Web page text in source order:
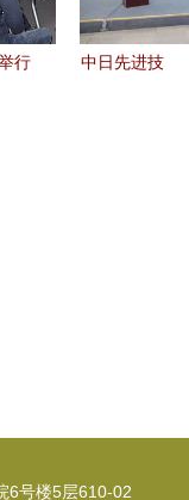
行
中日先进技
6号楼5层610-02